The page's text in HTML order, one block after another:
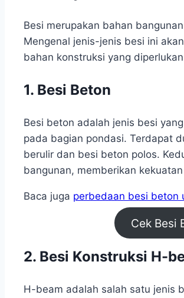
Besi merupakan bahan
Mengenal jenis-jenis besi ini
bahan konstruksi yang
1. Besi Beton
Besi beton adalah jenis besi
pada bagian pondasi. Terdapat
berulir dan besi beton polos.
bangunan, memberikan
Baca juga perbedaan besi beton
Cek Besi
2. Besi Konstruksi H-
H-beam adalah salah satu jenis